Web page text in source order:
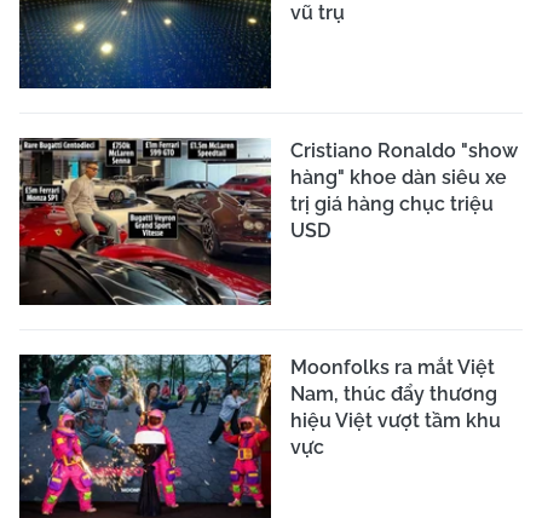
vũ trụ
Cristiano Ronaldo "show
hàng" khoe dàn siêu xe
trị giá hàng chục triệu
USD
Moonfolks ra mắt Việt
Nam, thúc đẩy thương
hiệu Việt vượt tầm khu
vực